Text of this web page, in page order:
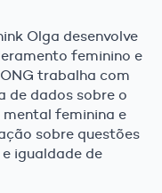
Olga desenvolve
feminino e
trabalha com
de dados sobre o
feminina e
sobre questões
igualdade de